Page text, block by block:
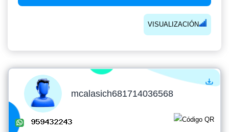
VISUALIZACIÓN
mcalasich681714036568